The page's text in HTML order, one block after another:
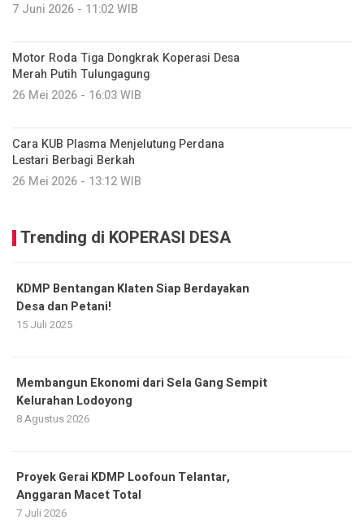
7 Juni 2026 - 11:02 WIB
Motor Roda Tiga Dongkrak Koperasi Desa
Merah Putih Tulungagung
26 Mei 2026 - 16:03 WIB
Cara KUB Plasma Menjelutung Perdana
Lestari Berbagi Berkah
26 Mei 2026 - 13:12 WIB
Trending di KOPERASI DESA
KDMP Bentangan Klaten Siap Berdayakan
Desa dan Petani!
15 Juli 2025
Membangun Ekonomi dari Sela Gang Sempit
Kelurahan Lodoyong
8 Agustus 2026
Proyek Gerai KDMP Loofoun Telantar,
Anggaran Macet Total
7 Juli 2026